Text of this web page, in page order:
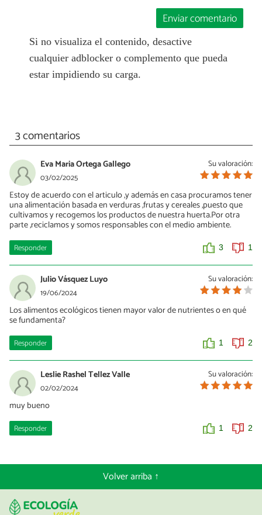
Enviar comentario
Si no visualiza el contenido, desactive
cualquier adblocker o complemento que pueda
estar impidiendo su carga.
3 comentarios
Su valoración:
Eva Maria Ortega Gallego
03/02/2025
Estoy de acuerdo con el articulo ,y además en casa procuramos tener
una alimentación basada en verduras ,frutas y cereales ,puesto que
cultivamos y recogemos los productos de nuestra huerta.Por otra
parte ,reciclamos y somos responsables con el medio ambiente.
Responder 3 1
Su valoración:
Julio Vásquez Luyo
19/06/2024
Los alimentos ecológicos tienen mayor valor de nutrientes o en qué
se fundamenta?
Responder 1 2
Su valoración:
Leslie Rashel Tellez Valle
02/02/2024
muy bueno
Responder 1 2
Volver arriba ↑